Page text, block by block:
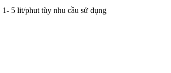
5 lit/phut tùy nhu cầu sử dụng